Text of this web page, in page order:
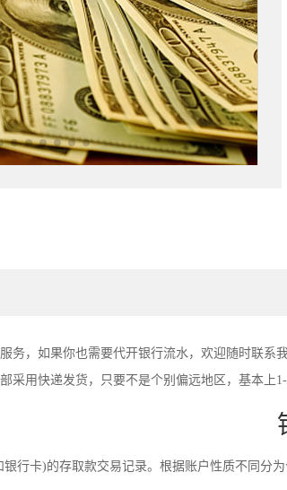
务，如果你也需要代开银行流水，欢迎随时联
采用快递发货，只要不是个别偏远地区，基本上1-
行卡)的存取款交易记录。根据账户性质不同分